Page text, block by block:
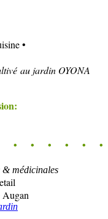
•
au jardin OYONA
• • • • •
& médicinales
Augan